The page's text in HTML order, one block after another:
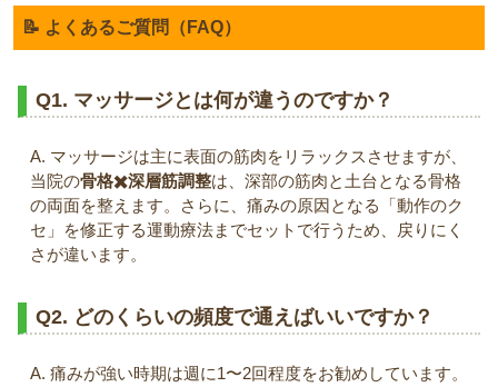
📝 よくあるご質問（FAQ）
Q1. マッサージとは何が違うのですか？
A. マッサージは主に表面の筋肉をリラックスさせますが、
当院の骨格✖️深層筋調整は、深部の筋肉と土台となる骨格
の両面を整えます。さらに、痛みの原因となる「動作のク
セ」を修正する運動療法までセットで行うため、戻りにく
さが違います。
Q2. どのくらいの頻度で通えばいいですか？
A. 痛みが強い時期は週に1〜2回程度をお勧めしています。